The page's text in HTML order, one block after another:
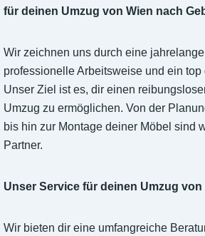
für deinen Umzug von Wien nach
Wir zeichnen uns durch eine
professionelle Arbeitsweise und ein top
Unser Ziel ist es, dir einen
Umzug zu ermöglichen. Von der
bis hin zur Montage deiner Möbel sind
Partner.
Unser Service für deinen Umzug von
Wir bieten dir eine umfangreiche